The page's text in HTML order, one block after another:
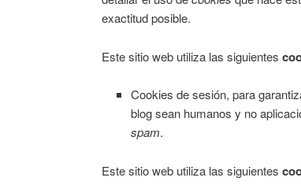
exactitud posible.
Este sitio web utiliza las siguientes
Cookies de sesión, para
blog sean humanos y no
spam.
Este sitio web utiliza las siguientes